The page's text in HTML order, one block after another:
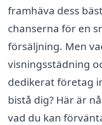
framhäva dess
chanserna för en
försäljning. Men
visningsstädning
dedikerat företag
bistå dig? Här är
vad du kan